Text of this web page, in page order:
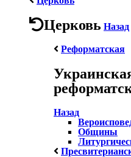
Церковь Назад
Реформатская
Назад
Общины